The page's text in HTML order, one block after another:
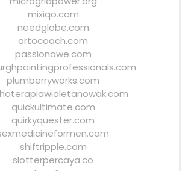
mixiqo.com
needglobe.com
ortocoach.com
passionawe.com
plumberryworks.com
quickultimate.com
quirkyquester.com
shiftripple.com
slotterpercaya.co